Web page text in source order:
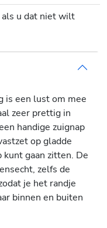
als u dat niet wilt
is een lust om mee
zeer prettig in
handige zuignap
op gladde
gaan zitten. De
zelfs de
je het randje
binnen en buiten